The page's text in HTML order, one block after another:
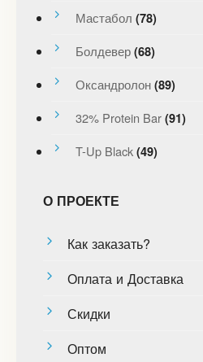
Мастабол (78)
Болдевер (68)
Оксандролон (89)
32% Protein Bar (91)
T-Up Black (49)
О ПРОЕКТЕ
Как заказать?
Оплата и Доставка
Скидки
Оптом